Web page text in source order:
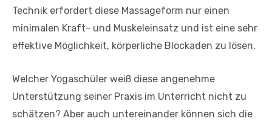
Technik erfordert diese Massageform nur einen
minimalen Kraft- und Muskeleinsatz und ist eine sehr
effektive Möglichkeit, körperliche Blockaden zu lösen.
Welcher Yogaschüler weiß diese angenehme
Unterstützung seiner Praxis im Unterricht nicht zu
schätzen? Aber auch untereinander können sich die